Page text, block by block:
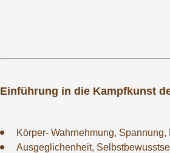
Einführung in die Kampfkunst
Körper- Wahrnehmung, Spannung,
Ausgeglichenheit,